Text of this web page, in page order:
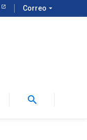
Correo arrow_drop_down
search